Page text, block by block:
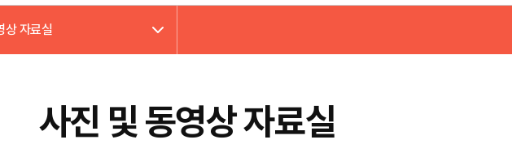
상 자료실
사진 및 동영상 자료실